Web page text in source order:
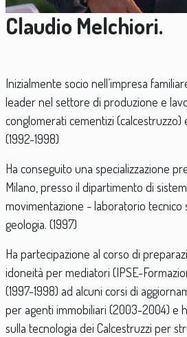
Claudio Melchiori.
Inizialmente socio nell’impresa
leader nel settore di produzione e
conglomerati cementizi (calcestruzzo)
(1992-1998)
Ha conseguito una specializzazione
Milano, presso il dipartimento di
movimentazione - laboratorio tecnico
geologia. (1997)
Ha partecipazione al corso di
idoneità per mediatori (IPSE-
(1997-1998) ad alcuni corsi di
per agenti immobiliari (2003-2004) e
sulla tecnologia dei Calcestruzzi per